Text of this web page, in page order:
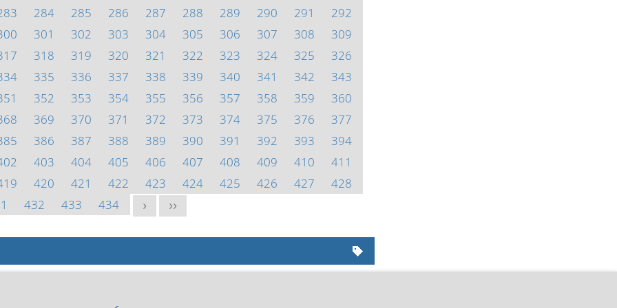
284 285 286 287 288 289 290 291
292
301 302 303 304 305 306 307 308
309
318 319 320 321 322 323 324 325
326
335 336 337 338 339 340 341 342
343
352 353 354 355 356 357 358 359
360
369 370 371 372 373 374 375 376
377
386 387 388 389 390 391 392 393
394
403 404 405 406 407 408 409 410
411
420 421 422 423 424 425 426 427
428
432 433 434 > >>